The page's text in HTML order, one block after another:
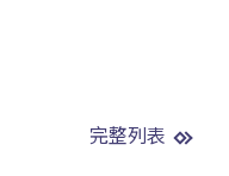
完整列表